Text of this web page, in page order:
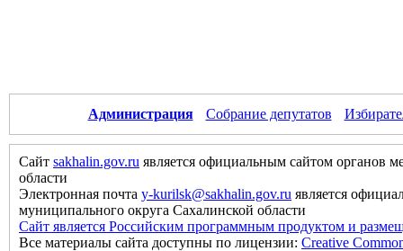
Администрация Собрание депутатов
Сайт sakhalin.gov.ru является официальным сайтом органов
области
Электронная почта y-kurilsk@sakhalin.gov.ru является
муниципального округа Сахалинской области
Сайт является Российским программным продуктом и
Все материалы сайта доступны по лицензии: Creative